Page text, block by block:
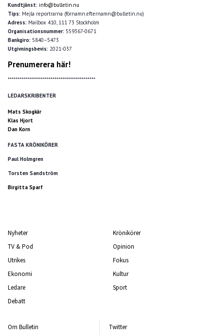
Kundtjänst: info@bulletin.nu
Tips: Mejla reportrarna (förnamn.efternamn@bulletin.nu)
Adress: Mailbox 410, 111 73 Stockholm
Organisationsnummer: 559367-0671
Bankgiro: 5840–5473
Utgivningsbevis: 2021-037
Prenumerera här!
*********************************************
LEDARSKRIBENTER
Mats Skogkär
Klas Hjort
Dan Korn
FASTA KRÖNIKÖRER
Paul Holmgren
Torsten Sandström
Birgitta Sparf
Nyheter
TV & Pod
Utrikes
Ekonomi
Ledare
Debatt
Krönikörer
Opinion
Fokus
Kultur
Sport
Om Bulletin Twitter